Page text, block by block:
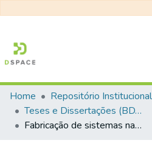
Communities & Collections
All of DSpace
Home
Teses e Dissertações (BDTD USP)
Fabricação de sistemas nanoestruturados de SiO2 pela técnica Roll-to-Roll e aplicações em fotônica